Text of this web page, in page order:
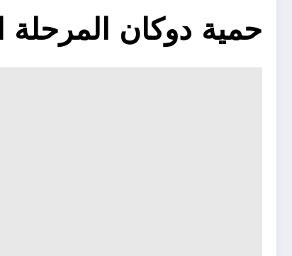
حمية دوكان المرحلة